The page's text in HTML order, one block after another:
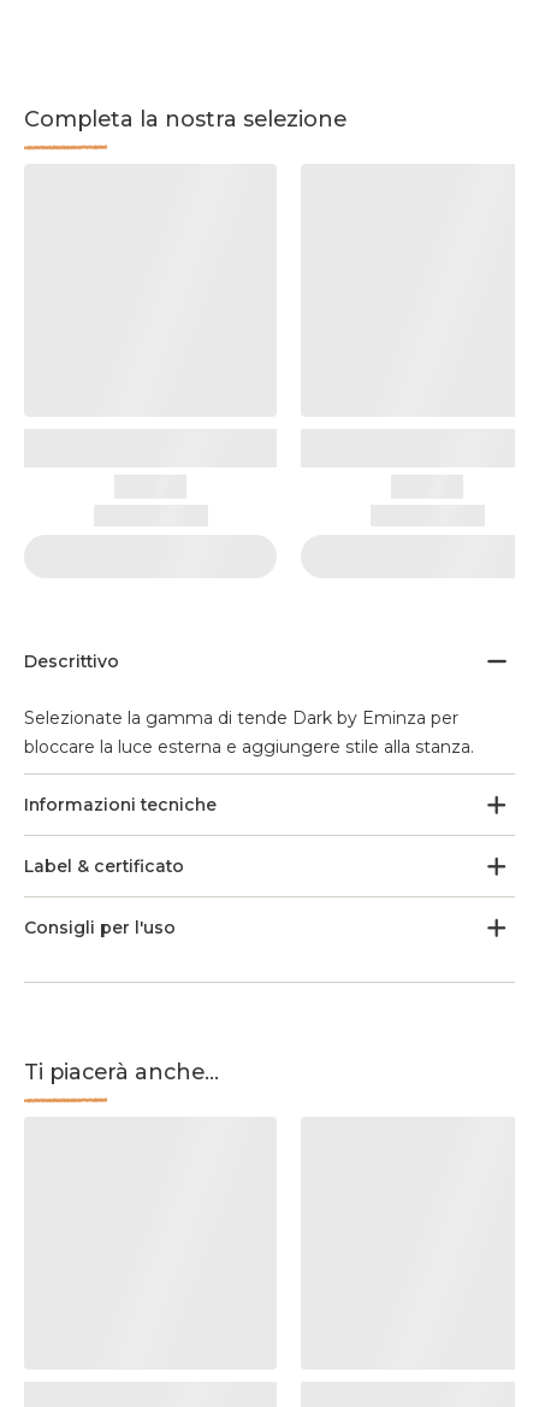
Completa la nostra selezione
Descrittivo
Selezionate la gamma di tende Dark by Eminza per
bloccare la luce esterna e aggiungere stile alla stanza.
Informazioni tecniche
Label & certificato
Consigli per l'uso
Ti piacerà anche...